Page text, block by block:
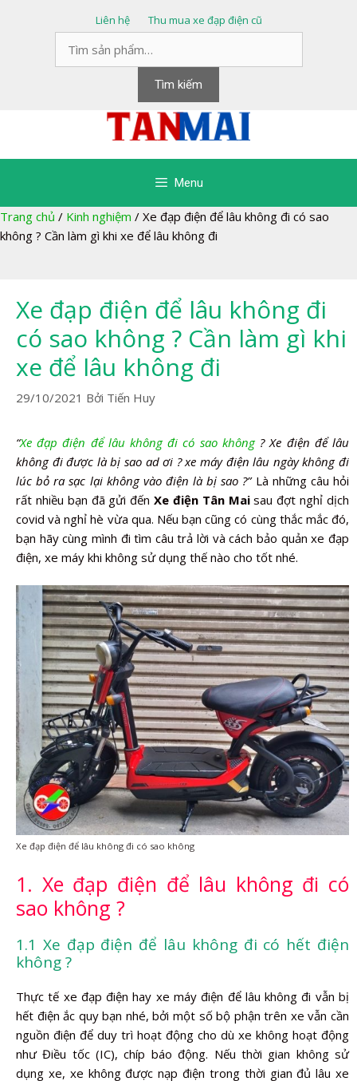
Liên hệ
Thu mua xe đạp điện cũ
kiếm:
Tìm kiếm
Menu
Trang chủ / Kinh nghiệm / Xe đạp điện để lâu không đi có sao
không ? Cần làm gì khi xe để lâu không đi
Xe đạp điện để lâu không đi
có sao không ? Cần làm gì khi
xe để lâu không đi
29/10/2021 Bởi Tiến Huy
“Xe đạp điện để lâu không đi có sao không? Xe điện để lâu
không đi được là bị sao ad ơi ? xe máy điện lâu ngày không đi
lúc bỏ ra sạc lại không vào điện là bị sao ?”Là những câu hỏi
rất nhiều bạn đã gửi đếnXe điện Tân Maisau đợt nghỉ dịch
covid và nghỉ hè vừa qua. Nếu bạn cũng có cùng thắc mắc đó,
bạn hãy cùng mình đi tìm câu trả lời và cách bảo quản xe đạp
điện, xe máy khi không sử dụng thế nào cho tốt nhé.
Xe đạp điện để lâu không đi có sao không
1. Xe đạp điện để lâu không đi có
sao không ?
1.1 Xe đạp điện để lâu không đi có hết điện
không ?
Thực tế xe đạp điện hay xe máy điện để lâu không đi vẫn bị
hết điện ắc quy bạn nhé, bởi một số bộ phận trên xe vẫn cần
nguồn điện để duy trì hoạt động cho dù xe không hoạt động
như Điều tốc (IC), chíp báo động. Nếu thời gian không sử
dụng xe, xe không được nạp điện trong thời gian đủ lâu xe